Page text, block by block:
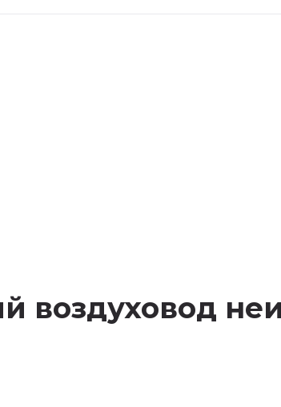
воздуховод